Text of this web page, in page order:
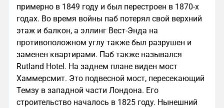
примерно в 1849 году и был перестроен в 1870-х
годах. Во время войны паб потерял свой верхний
этаж и балкон, а эллинг Вест-Энда на
противоположном углу также был разрушен и
заменен квартирами. Паб также назывался
Rutland Hotel. На заднем плане виден мост
Хаммерсмит. Это подвесной мост, пересекающий
Темзу в западной части Лондона. Его
строительство началось в 1825 году. Нынешний